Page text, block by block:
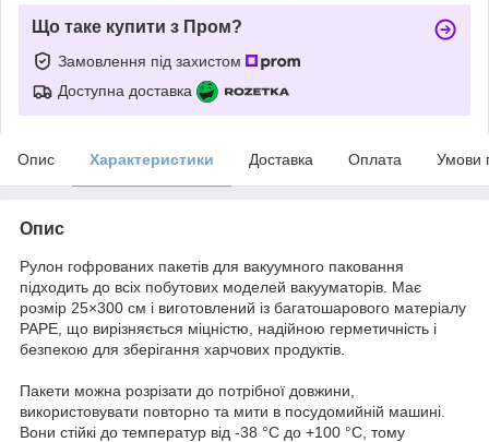
Що таке купити з Пром?
Замовлення під захистом
Доступна доставка
Опис Характеристики Доставка Оплата Умови
Опис
Рулон гофрованих пакетів для вакуумного паковання
підходить до всіх побутових моделей вакууматорів. Має
розмір 25×300 см і виготовлений із багатошарового матеріалу
PAPE, що вирізняється міцністю, надійною герметичність і
безпекою для зберігання харчових продуктів.
Пакети можна розрізати до потрібної довжини,
використовувати повторно та мити в посудомийній машині.
Вони стійкі до температур від -38 °C до +100 °C, тому